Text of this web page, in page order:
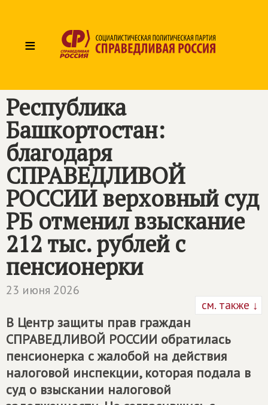
≡
Республика
Башкортостан:
благодаря
СПРАВЕДЛИВОЙ
РОССИИверховный суд
РБ отменил взыскание
212 тыс. рублей с
пенсионерки
23 июня 2026
см. также ↓
В Центр защиты прав граждан
СПРАВЕДЛИВОЙ РОССИИ обратилась
пенсионерка с жалобой на действия
налоговой инспекции, которая подала в
суд о взыскании налоговой